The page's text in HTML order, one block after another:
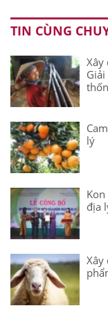
TIN CÙNG
Xây
lý
địa
Xây